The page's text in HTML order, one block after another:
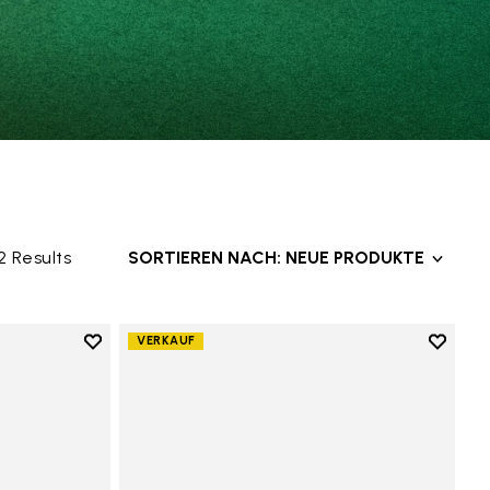
Results SORTIEREN NACH: NEUE PRODUKTE
Add to wishlist
VERKAUF
Add to